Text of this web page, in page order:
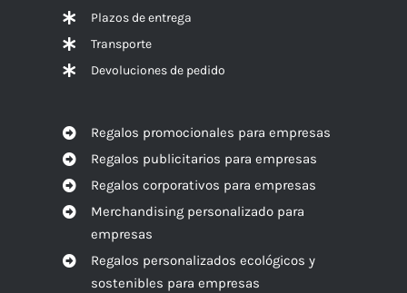
Plazos de entrega
Transporte
Devoluciones de pedido
Regalos promocionales para empresas
Regalos publicitarios para empresas
Regalos corporativos para empresas
Merchandising personalizado para
empresas
Regalos personalizados ecológicos y
sostenibles para empresas